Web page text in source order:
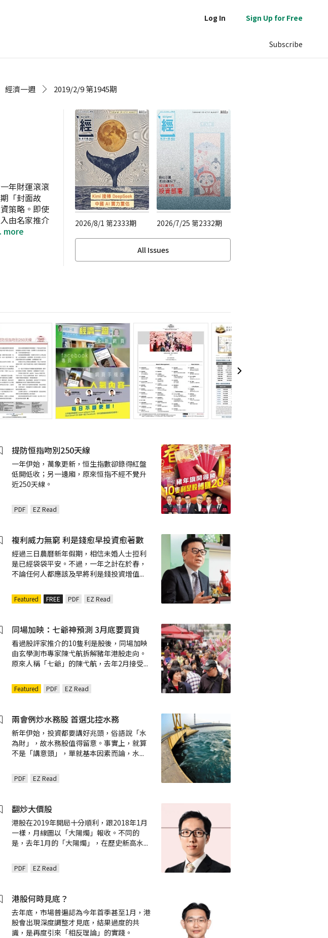
Sign Up for Free
Log In
Subscribe
經濟一週 2019/2/9 第1945期
年財運滾滾
「封面故
策略。即使
由名家推介
more
2026/8/1 第2333期 2026/7/25 第2332期
All Issues
提防恒指吻別250天線
一年伊始，萬象更新，恒生指數卻錄得紅盤
低開低收；另一邊廂，原來恒指不經不覺升
近250天線。
PDF EZ Read
複利威力無窮 利是錢愈早投資愈著數
經過三日農曆新年假期，相信未婚人士𢭃利
是已經袋袋平安。不過，一年之計在於春，
不論任何人都應該及早將利是錢投資增值...
Featured FREE PDF EZ Read
同場加映：七爺神預測 3月底要買貨
看過股評家推介的10隻利是股後，同場加映
由玄學測市專家陳弋航拆解豬年港股走向。
原來人稱「七爺」的陳弋航，去年2月接受...
Featured PDF EZ Read
兩會例炒水務股 首選北控水務
新年伊始，投資都要講好兆頭，俗語說「水
為財」，故水務股值得留意。事實上，就算
不是「講意頭」，單就基本因素而論，水...
PDF EZ Read
翻炒大價股
港股在2019年開局十分順利，跟2018年1月
一樣，月線圖以「大陽燭」報收。不同的
是，去年1月的「大陽燭」，在歷史新高水...
PDF EZ Read
港股何時見底？
去年底，市場普遍認為今年首季甚至1月，港
股會出現深度調整才見底，結果過度的共
識，是再度引來「相反理論」的實踐。